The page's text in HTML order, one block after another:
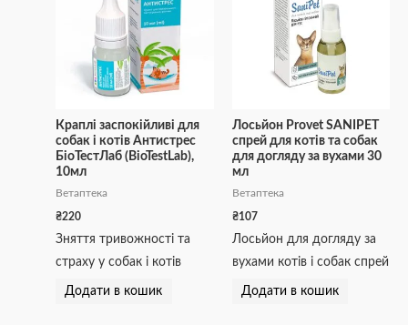
Краплі заспокійливі для
собак і котів Антистрес
БіоТестЛаб (BioTestLab),
10мл
Ветаптека
₴220
Зняття тривожності та
страху у собак і котів
Додати в кошик
Лосьйон Provet SANIPET
спрей для котів та собак
для догляду за вухами 30
мл
Ветаптека
₴107
Лосьйон для догляду за
вухами котів і собак спрей
Додати в кошик